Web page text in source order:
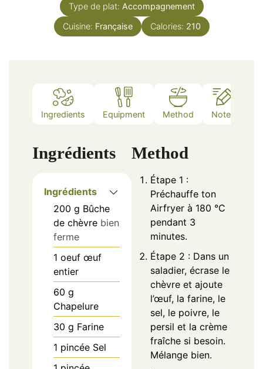
Type de plat: Accompagnement
Cuisine: Française Calories: 210
Ingredients Equipment Method Notes
Ingrédients
Ingrédients
200 g Bûche
de chèvre bien
ferme
1 oeuf œuf
entier
60 g
Chapelure
30 g Farine
1 pincée Sel
Method
Étape 1 :
Préchauffe ton
Airfryer à 180 °C
pendant 3
minutes.
Étape 2 : Dans un
saladier, écrase le
chèvre et ajoute
l’œuf, la farine, le
sel, le poivre, le
persil et la crème
fraîche si besoin.
Mélange bien.